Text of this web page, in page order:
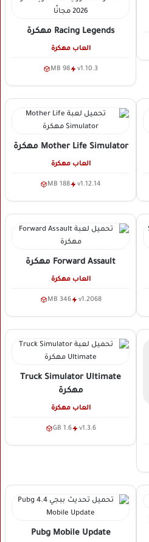
Racing Legends مهكرة
العاب مهكرة
v1.10.3
98 MB
Mother Life Simulator مهكرة
العاب مهكرة
v1.12.14
188 MB
Forward Assault مهكرة
العاب مهكرة
v1.2068
346 MB
Truck Simulator Ultimate
مهكرة
العاب مهكرة
v1.3.6
1.6 GB
Pubg Mobile Update